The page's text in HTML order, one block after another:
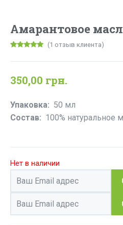
Амарантовое
5.00из 5 на
пользователя
(1 отзыв клиента)
350,00 грн.
Упаковка: 50 мл
Состав: 100% натуральное
Нет в наличии